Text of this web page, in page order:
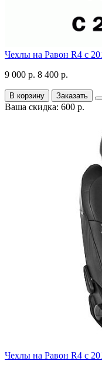
Чехлы на Равон R4 с
9 000 р. 8 400 р.
В корзину Заказать
Ваша скидка: 600 р.
Чехлы на Равон R4 с